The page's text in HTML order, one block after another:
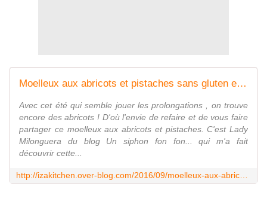
Moelleux aux abricots et pistaches sans gluten et sans lactose - Izakitchen
Avec cet été qui semble jouer les prolongations , on trouve
encore des abricots ! D'où l'envie de refaire et de vous faire
partager ce moelleux aux abricots et pistaches. C'est Lady
Milonguera du blog Un siphon fon fon... qui m'a fait
découvrir cette...